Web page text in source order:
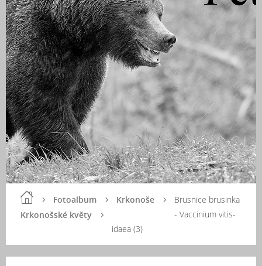
Fotoalbum
Krkonoše
Krkonošské květy
Brusnice brusinka
- Vaccinium vitis-
idaea (3)